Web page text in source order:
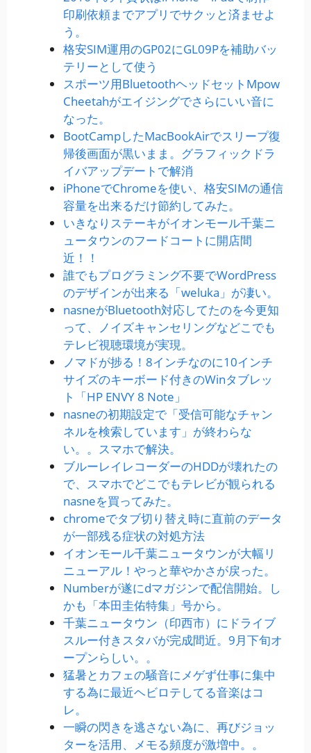
印刷依頼までアプリでサクッと済ませよ
う。
格安SIM運用のGP02にGL09Pを補助バッ
テリーとして使う
スポーツ用BluetoothヘッドセットMpow
Cheetahがエイジングでさらにいい音に
なった。
BootCampしたMacBookAirでスリープ復
帰後画面が黒いまま。グラフィックドラ
イバアップデートで解消
iPhoneでChromeを使い、格安SIMの通信
容量を出来るだけ節約してみた。
いきなりステーキがイオンモール千葉ニ
ュータウンのフードコートに開店間
近！！
誰でもプログラミング不要でWordPress
のデザインが出来る「weluka」が凄い。
nasneがBluetooth対応してたのを今更知
って、ノイズキャンセリングなどこでも
テレビ視聴環境が実現。
ノマドが捗る！8インチなのに10インチ
サイズのキーボード付きのWinタブレッ
ト「HP ENVY 8 Note」
nasneの初期設定で「受信可能なチャン
ネルを検索しています」が終わらな
い。。スマホで解決。
ブルーレイレコーダーのHDDが壊れたの
で、スマホでどこでもテレビが観られる
nasneを買ってみた。
chromeでタブ切り替え時に直前のデータ
が一部残る症状の対処方法
イオンモール千葉ニュータウンが大幅リ
ニューアル！やっと華やかさが戻った。
Numberが遂にdマガジンで配信開始。し
かも「本田圭佑特集」号から。
千葉ニュータウン（印西市）にドライブ
スルー付きスタバが完成間近。9月下旬オ
ープンらしい。。
猛暑とカフェの騒音にメゲず仕事に集中
する為に最近ヘビロテしてる音楽はコ
レ。
一瞬の閃きを逃さない為に、再びジョッ
ターを活用、メモる頻度が激増中。。